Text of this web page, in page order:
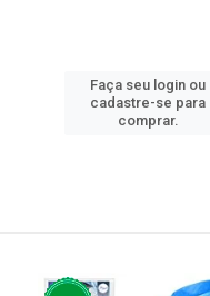
Faça seu login ou
cadastre-se para
comprar.